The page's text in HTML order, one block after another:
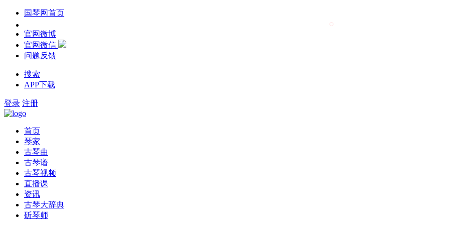
国琴网首页
官网微博
官网微信
问题反馈
搜索
APP下载
登录 注册
首页
琴家
古琴曲
古琴谱
古琴视频
直播课
资讯
古琴大辞典
斫琴师